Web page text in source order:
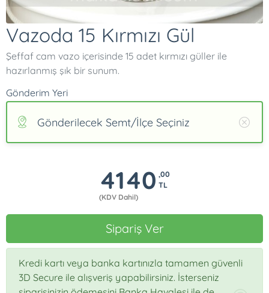
Vazoda 15 Kırmızı Gül
Şeffaf cam vazo içerisinde 15 adet kırmızı güller ile
hazırlanmış şık bir sunum.
Gönderim Yeri
Gönderilecek Semt/İlçe Seçiniz
4140 ,00
TL
(KDV Dahil)
Sipariş Ver
Kredi kartı veya banka kartınızla tamamen güvenli
3D Secure ile alışveriş yapabilirsiniz. İsterseniz